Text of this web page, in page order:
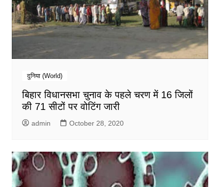
दुनिया (World)
बिहार विधानसभा चुनाव के पहले चरण में 16 जिलों
की 71 सीटों पर वोटिंग जारी
admin October 28, 2020